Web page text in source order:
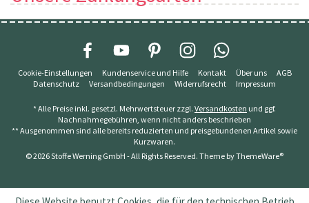
Cookie-Einstellungen Kundenservice und Hilfe Kontakt Über uns
AGB
Datenschutz
Versandbedingungen Widerrufsrecht Impressum
* Alle Preise inkl. gesetzl. Mehrwertsteuer zzgl. Versandkosten und ggf.
Nachnahmegebühren, wenn nicht anders beschrieben
** Ausgenommen sind alle bereits reduzierten und preisgebundenen Artikel sowie
Kurzwaren.
© 2026 Stoffe Werning GmbH - All Rights Reserved. Theme byThemeWare®